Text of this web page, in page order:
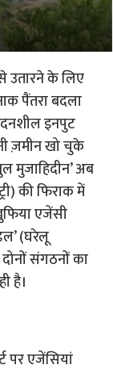
उतारने के लिए
पैंतरा बदला
इनपुट
ज़मीन खो चुके
मुजाहिदीन’ अब
की फिराक में
एजेंसी
(घरेलू
संगठनों का
है।
पर एजेंसियां